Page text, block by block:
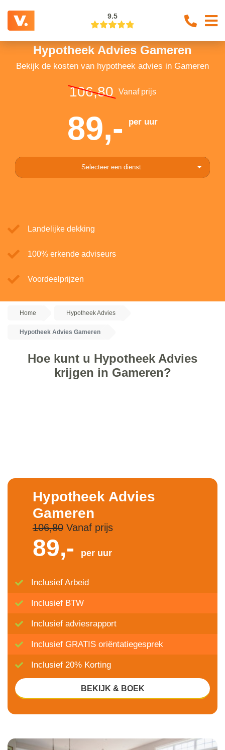
9.5
Hypotheek Advies Gameren
Bekijk de kosten van hypotheek advies in Gameren
106,80 Vanaf prijs
89,- per uur
Selecteer een dienst
Landelijke dekking
100% erkende adviseurs
Voordeelprijzen
Home Hypotheek Advies
Hypotheek Advies Gameren
Hoe kunt u Hypotheek Advies
krijgen in Gameren?
Hypotheek Advies
Gameren
106,80Vanaf prijs
89,- per uur
Inclusief Arbeid
Inclusief BTW
Inclusief adviesrapport
Inclusief GRATIS oriëntatiegesprek
Inclusief 20% Korting
BEKIJK & BOEK